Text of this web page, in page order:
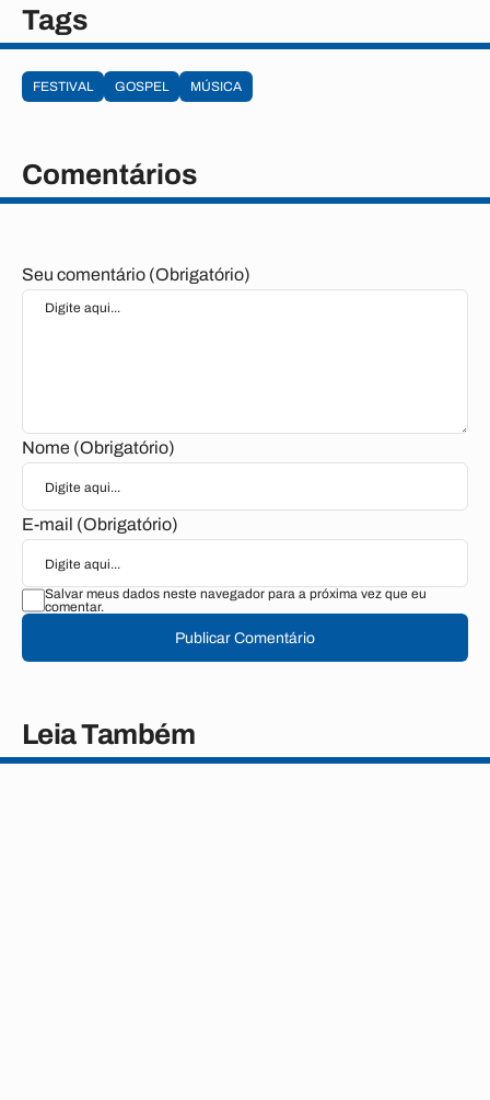
Tags
FESTIVAL GOSPEL MÚSICA
Comentários
Seu comentário (Obrigatório)
Nome (Obrigatório)
E-mail (Obrigatório)
Salvar meus dados neste navegador para a próxima vez que eu
comentar.
Publicar Comentário
Leia Também